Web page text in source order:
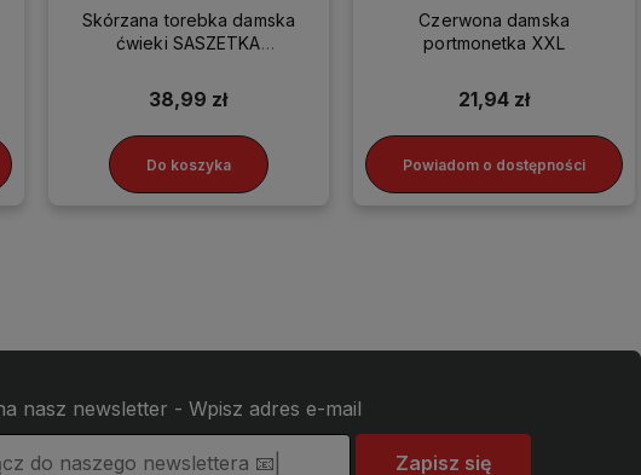
Skórzana torebka damska
ćwieki SASZETKA
38,99 zł
Do koszyka
Czerwona damska
portmonetka XXL
21,94 zł
Powiadom o dostępności
nasz newsletter - Wpisz adres e-mail
Zapisz się